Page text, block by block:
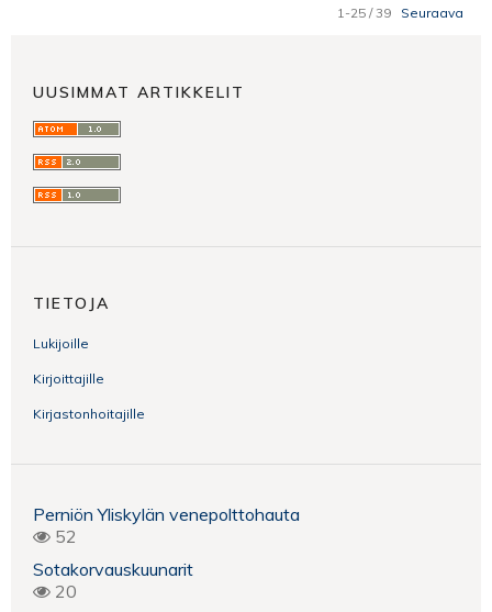
1-25 / 39 Seuraava
UUSIMMAT ARTIKKELIT
TIETOJA
Lukijoille
Kirjoittajille
Kirjastonhoitajille
Perniön Yliskylän venepolttohauta
52
Sotakorvauskuunarit
20